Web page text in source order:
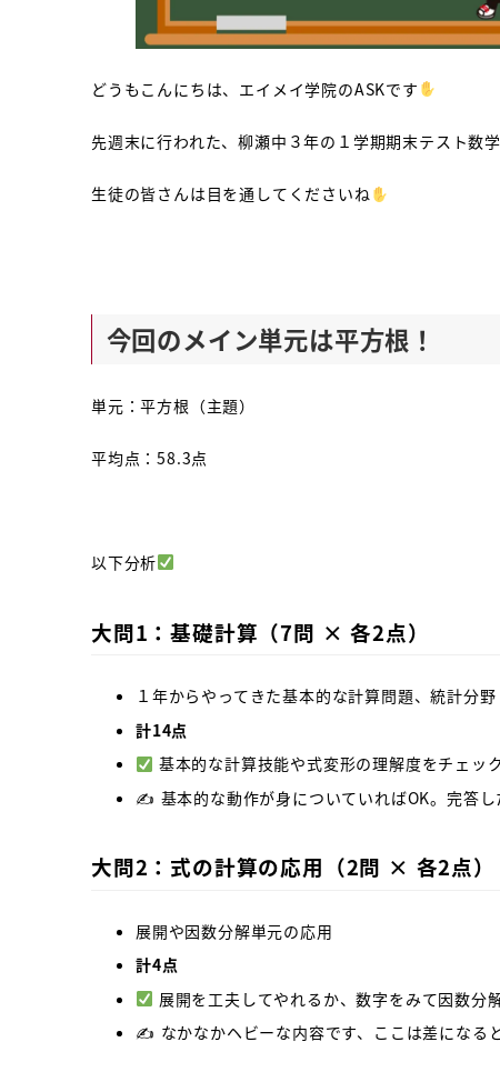
どうもこんにちは、エイメイ学院のASKです
先週末に行われた、柳瀬中３年の１学期期末テスト数
生徒の皆さんは目を通してくださいね
今回のメイン単元は平方根！
単元：平方根（主題）
平均点：58.3点
以下分析
大問1：基礎計算（7問 × 各2点）
１年からやってきた基本的な計算問題、統計分野
計14点
基本的な計算技能や式変形の理解度をチェック
✍️ 基本的な動作が身についていればOK。完答し
大問2：式の計算の応用（2問 × 各2点）
展開や因数分解単元の応用
計4点
展開を工夫してやれるか、数字をみて因数分
✍️ なかなかヘビーな内容です、ここは差になる